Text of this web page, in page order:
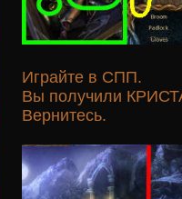
Играйте в СПП.
Вы получили
Вернитесь.